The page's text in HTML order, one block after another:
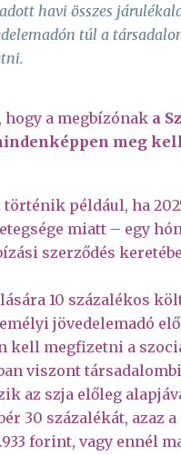
havi összes
túl a
a megbízónak a
meg
például, ha
miatt – egy
szerződés
10 százalékos
jövedelemadó
kell megfizetni a
viszont
az szja előleg
30 százalékát, azaz
forint, vagy ennél